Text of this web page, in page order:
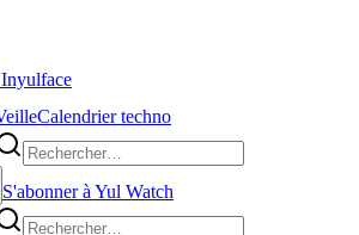
Calendrier techno
S'abonner à Yul Watch